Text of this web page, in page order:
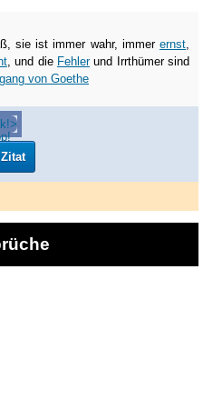
sie ist immer wahr, immerernst,
, und die Fehlerund Irrthümer sind
von Goethe